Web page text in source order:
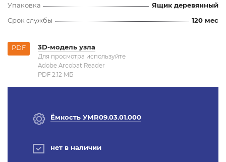
Упаковка
Ящик деревянный
Срок службы
120 мес
PDF 3D-модель узла
Для просмотра используйте
Adobe Arcobat Reader
PDF 2.12 MБ
Ёмкость УМR09.03.01.000
нет в наличии